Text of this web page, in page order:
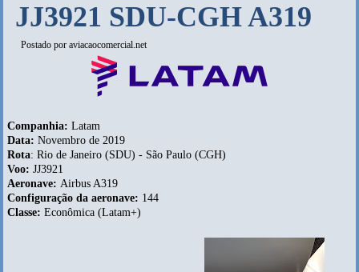
JJ3921 SDU-CGH A319
Postado poraviacaocomercial.net
Companhia: Latam
Data: Novembro de 2019
Rota: Rio de Janeiro (SDU) - São Paulo (CGH)
Voo: JJ3921
Aeronave: Airbus A319
Configuração da aeronave: 144
Classe: Econômica (Latam+)